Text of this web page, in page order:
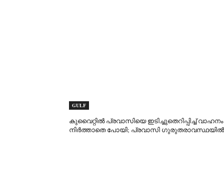
GULF
കുവൈറ്റിൽ പ്രവാസിയെ ഇടിച്ചുതെറിപ്പിച്ച് വാഹനം
നിർത്താതെ പോയി; പ്രവാസി ഗുരുതരാവസ്ഥയിൽ